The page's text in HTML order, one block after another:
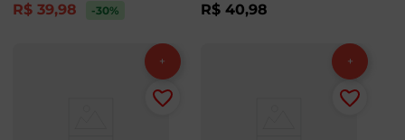
R$ 39,98 -30% R$ 40,98